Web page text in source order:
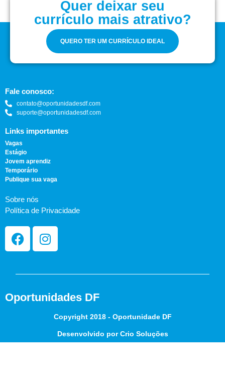
Quer deixar seu
currículo mais atrativo?
QUERO TER UM CURRÍCULO IDEAL
Fale conosco:
contato@oportunidadesdf.com
suporte@oportunidadesdf.com
Links importantes
Vagas
Estágio
Jovem aprendiz
Temporário
Publique sua vaga
Sobre nós
Política de Privacidade
Oportunidades DF
Copyright 2018 - Oportunidade DF
Desenvolvido por Crio Soluções